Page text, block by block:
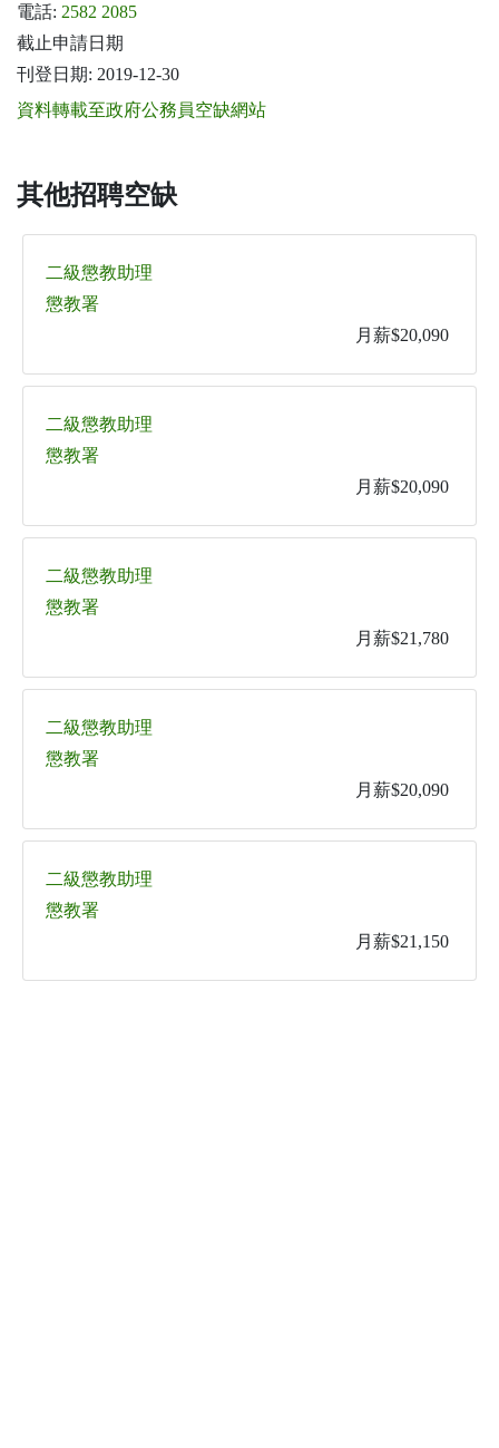
電話: 2582 2085
截止申請日期
刊登日期: 2019-12-30
資料轉載至政府公務員空缺網站
其他招聘空缺
二級懲教助理
懲教署
月薪$20,090
二級懲教助理
懲教署
月薪$20,090
二級懲教助理
懲教署
月薪$21,780
二級懲教助理
懲教署
月薪$20,090
二級懲教助理
懲教署
月薪$21,150